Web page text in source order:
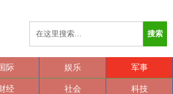
搜索
国际 娱乐 军事
经 社会 科技